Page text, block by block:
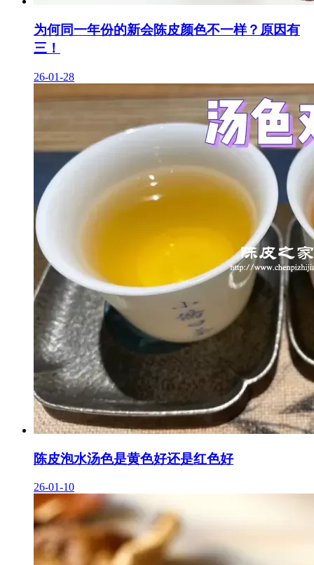
为何同一年份的新会陈皮颜色不一样？原因有
三！
26-01-28
陈皮泡水汤色是黄色好还是红色好
26-01-10